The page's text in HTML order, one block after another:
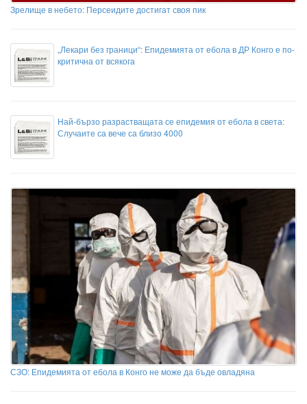
Зрелище в небето: Персеидите достигат своя пик
„Лекари без граници“: Епидемията от ебола в ДР Конго е по-
критична от всякога
Най-бързо разрастващата се епидемия от ебола в света:
Случаите са вече са близо 4000
СЗО: Епидемията от ебола в Конго не може да бъде овладяна